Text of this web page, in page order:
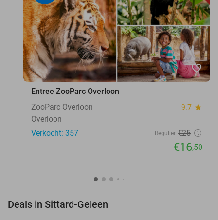
favorite_border
Entree ZooParc Overloon
ZooParc Overloon
9.7 star
Overloon
Verkocht: 357
Regulier €25
€16,50
Deals in Sittard-Geleen